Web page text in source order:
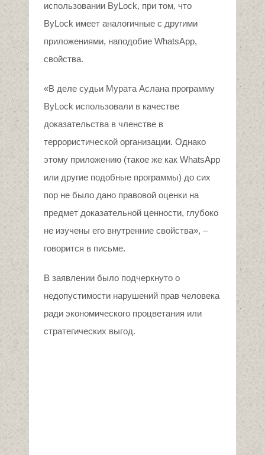
использовании ByLock, при том, что
ByLock имеет аналогичные с другими
приложениями, наподобие WhatsАpp,
свойства.
«В деле судьи Мурата Аслана программу
ByLock использовали в качестве
доказательства в членстве в
террористической организации. Однако
этому приложению (такое же как WhatsApp
или другие подобные программы) до сих
пор не было дано правовой оценки на
предмет доказательной ценности, глубоко
не изучены его внутренние свойства», –
говорится в письме.
В заявлении было подчеркнуто о
недопустимости нарушений прав человека
ради экономического процветания или
стратегических выгод.